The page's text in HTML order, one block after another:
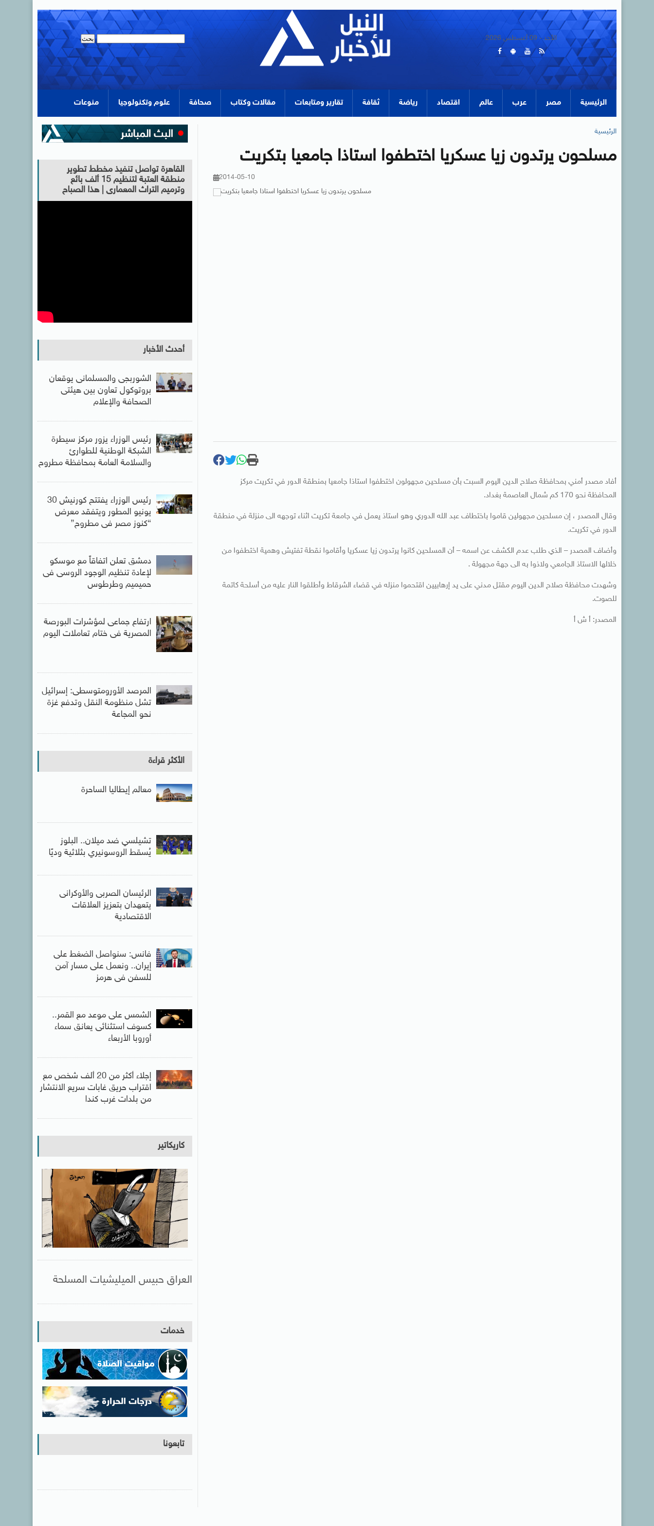
الأحد - 09 أغسطس 2026
الرئيسية مصر عرب عالم اقتصاد رياضة ثقافة تقارير ومتابعات مقالات وكتاب صحافة علوم وتكنولوجيا منوعات
الرئيسية
مسلحون يرتدون زيا عسكريا اختطفوا استاذا جامعيا بتكريت
2014-05-10
أفاد مصدر أمني بمحافظة صلاح الدين اليوم السبت بأن مسلحين مجهولون اختطفوا استاذا جامعيا بمنطقة الدور في تكريت مركز
المحافظة نحو 170 كم شمال العاصمة بغداد.
وقال المصدر ، إن مسلحين مجهولين قاموا باختطاف عبد الله الدوري وهو استاذ يعمل في جامعة تكريت اثناء توجهه الى منزلة في منطقة
الدور في تكريت.
وأضاف المصدر – الذي طلب عدم الكشف عن اسمه – أن المسلحين كانوا يرتدون زيا عسكريا وأقاموا نقطة تفتيش وهمية اختطفوا من
خلالها الاستاذ الجامعي ولاذوا به الى جهة مجهولة .
وشهدت محافظة صلاح الدين اليوم مقتل مدني على يد إرهابيين اقتحموا منزله في قضاء الشرقاط وأطلقوا النار عليه من أسلحة كاتمة
للصوت.
المصدر: أ ش أ
القاهرة تواصل تنفيذ مخطط تطوير
منطقة العتبة لتنظيم 15 ألف بائع
وترميم التراث المعمارى | هذا الصباح
أحدث الأخبار
الشوربجى والمسلمانى يوقعان
بروتوكول تعاون بين هيئتى
الصحافة والإعلام
رئيس الوزراء يزور مركز سيطرة
الشبكة الوطنية للطوارئ
والسلامة العامة بمحافظة مطروح
رئيس الوزراء يفتتح كورنيش 30
يونيو المطور ويتفقد معرض
“كنوز مصر فى مطروح”
دمشق تعلن اتفاقاً مع موسكو
لإعادة تنظيم الوجود الروسى فى
حميميم وطرطوس
ارتفاع جماعى لمؤشرات البورصة
المصرية فى ختام تعاملات اليوم
المرصد الأورومتوسطى: إسرائيل
تشل منظومة النقل وتدفع غزة
نحو المجاعة
الأكثر قراءة
معالم إيطاليا الساحرة
تشيلسي ضد ميلان.. البلوز
يُسقط الروسونيري بثلاثية وديًا
الرئيسان الصربى والأوكرانى
يتعهدان بتعزيز العلاقات
الاقتصادية
فانس: سنواصل الضغط على
إيران.. ونعمل على مسار آمن
للسفن فى هرمز
الشمس على موعد مع القمر..
كسوف استثنائى يعانق سماء
أوروبا الأربعاء
إجلاء أكثر من 20 ألف شخص مع
اقتراب حريق غابات سريع الانتشار
من بلدات غرب كندا
كاريكاتير
العراق حبيس الميليشيات المسلحة
خدمات
تابعونا